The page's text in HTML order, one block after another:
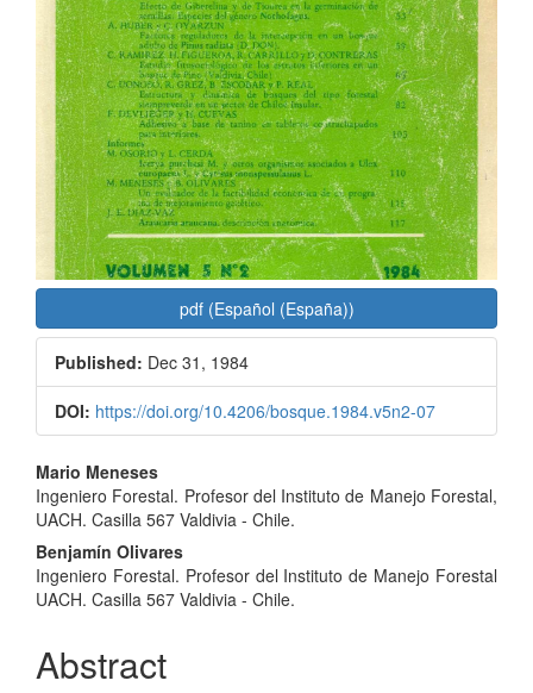
pdf (Español (España))
Published: Dec 31, 1984
DOI: https://doi.org/10.4206/bosque.1984.v5n2-07
Main
Article
Content
Mario Meneses
Ingeniero Forestal. Profesor del Instituto de Manejo Forestal,
UACH. Casilla 567 Valdivia - Chile.
Benjamín Olivares
Ingeniero Forestal. Profesor del Instituto de Manejo Forestal
UACH. Casilla 567 Valdivia - Chile.
Abstract